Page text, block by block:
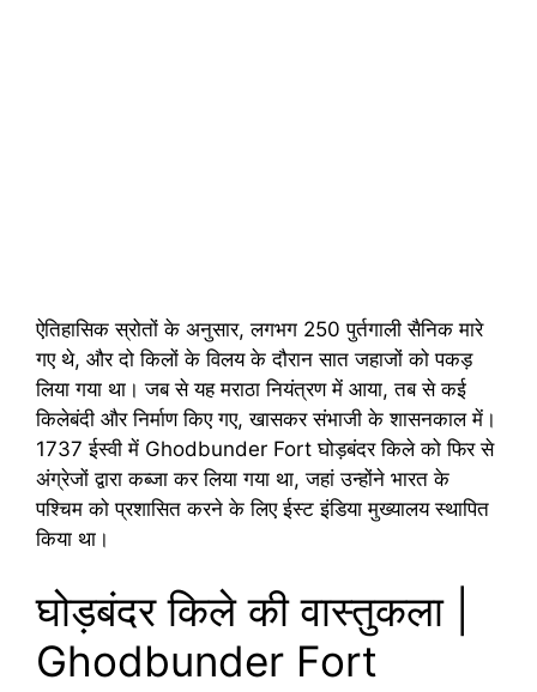
ऐतिहासिक स्रोतों के अनुसार, लगभग 250 पुर्तगाली सैनिक मारे
गए थे, और दो किलों के विलय के दौरान सात जहाजों को पकड़
लिया गया था। जब से यह मराठा नियंत्रण में आया, तब से कई
किलेबंदी और निर्माण किए गए, खासकर संभाजी के शासनकाल में।
1737 ईस्वी में Ghodbunder Fort घोड़बंदर किले को फिर से
अंग्रेजों द्वारा कब्जा कर लिया गया था, जहां उन्होंने भारत के
पश्चिम को प्रशासित करने के लिए ईस्ट इंडिया मुख्यालय स्थापित
किया था।
घोड़बंदर किले की वास्तुकला |
Ghodbunder Fort